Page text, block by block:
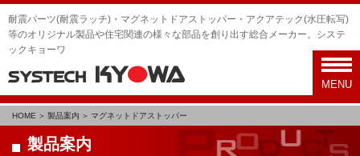
耐震パーツ(耐震ラッチ)・マグネットドアストッパー・アクアテック(水圧転写)
等のオリジナル製品や住宅関連の様々な部品を創り出す総合メーカー。システ
ックキョーワ
MENU
HOME 製品案内 マグネットドアストッパー
製品案内